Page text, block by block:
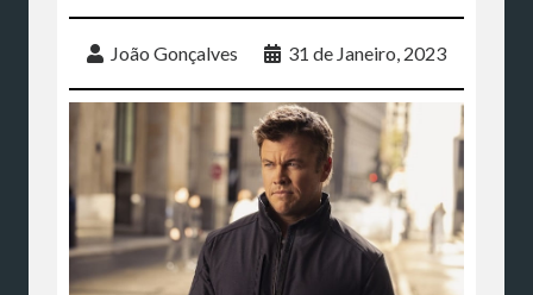
João Gonçalves 31 de Janeiro, 2023